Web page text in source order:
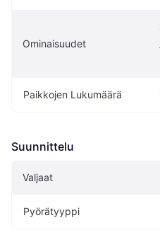
Ominaisuudet
Paikkojen Lukumäärä
Suunnittelu
Valjaat
Pyörätyyppi